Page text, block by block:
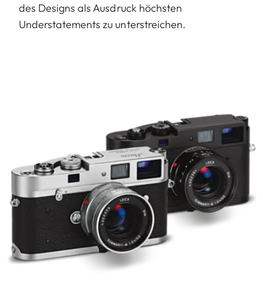
des Designs als Ausdruck höchsten
Understatements zu unterstreichen.